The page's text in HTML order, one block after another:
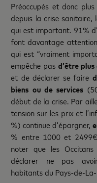
Préoccupés et donc
depuis la crise sanitaire,
qui est important. 91%
font davantage
qui est “vraiment
empêche pasd’être
et de déclarer se faire
biens ou de services
début de la crise. Par
tension sur les prix et
%) continue d’épargner,
% entre 1000 et
noter que les
déclarer ne pas
habitants du Pays-de-